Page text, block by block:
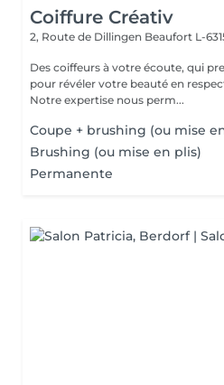
Coiffure Créativ
2, Route de Dillingen Beaufort L-
Des coiffeurs à votre écoute, qui
pour révéler votre beauté en
Notre expertise nous perm...
Coupe + brushing (ou mise
Brushing (ou mise en plis)
Permanente